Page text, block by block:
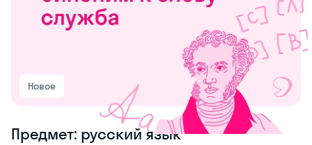
Новое
Предмет: русский язык